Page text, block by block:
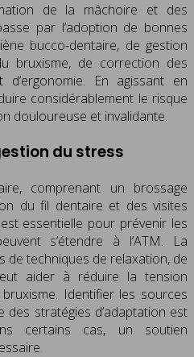
de la mâchoire et des
par l’adoption de bonnes
bucco-dentaire, de gestion
bruxisme, de correction des
d’ergonomie. En agissant en
considérablement le risque
douloureuse et invalidante.
du stress
comprenant un brossage
du fil dentaire et des visites
essentielle pour prévenir les
s’étendre à l’ATM. La
de techniques de relaxation, de
aider à réduire la tension
Identifier les sources
stratégies d’adaptation est
certains cas, un soutien